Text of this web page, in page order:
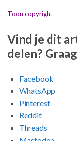
Toon copyright
Vind je dit
delen?
Facebook
WhatsApp
Pinterest
Reddit
Threads